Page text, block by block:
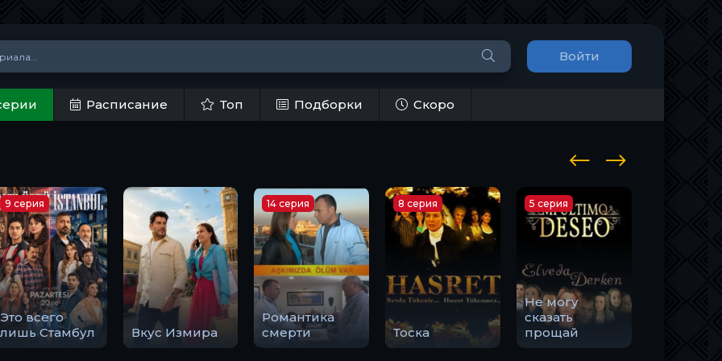
Войти
Расписание Топ Подборки Скоро
Это всего
лишь Стамбул
9 серия
Вкус Измира
Романтика
смерти
14 серия
Тоска
8 серия
Не могу
сказать
прощай
5 серия